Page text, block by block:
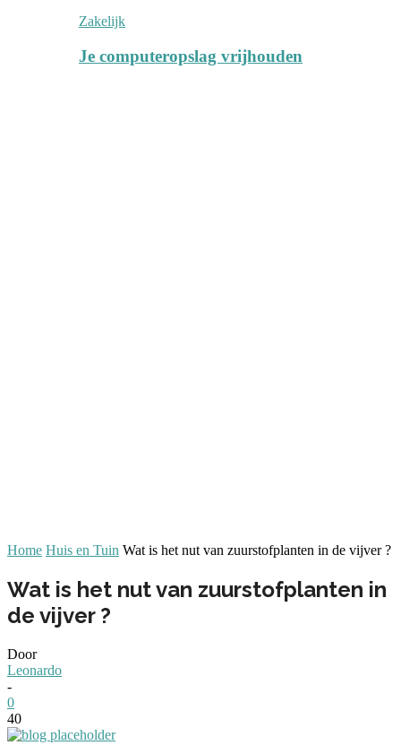
Zakelijk
Je computeropslag vrijhouden
Home Huis en Tuin Wat is het nut van zuurstofplanten in de vijver ?
Wat is het nut van zuurstofplanten in
de vijver ?
Door
Leonardo
-
0
40